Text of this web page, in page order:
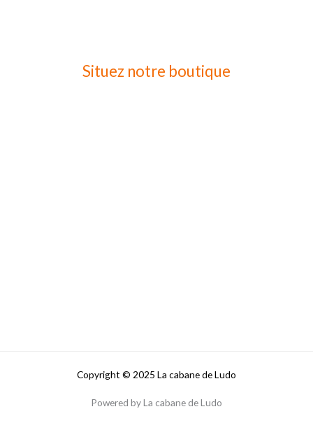
Situez notre boutique
Copyright © 2025 La cabane de Ludo
Powered by La cabane de Ludo